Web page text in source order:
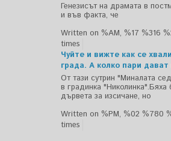
Генезисът на драмата в
и във факта, че
Written on %AM, %17 %316
times
Чуйте и вижте как се
града. А колко пари
От тази сутрин "Миналата
в градинка
дървета за изсичане, но
Written on %PM, %02 %780
times